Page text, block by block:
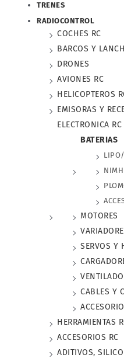
TRENES
RADIOCONTROL
COCHES RC
BARCOS Y
DRONES
AVIONES RC
HELICOPTEROS
EMISORAS Y
ELECTRONICA RC
BATERIAS
MOTORES
SERVOS Y
CABLES Y
HERRAMIENTAS
ACCESORIOS RC
ADITIVOS,